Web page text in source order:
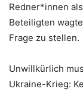
Redner*innen
Beteiligten
Frage zu stellen.
Unwillkürlich
Ukraine-Krieg: